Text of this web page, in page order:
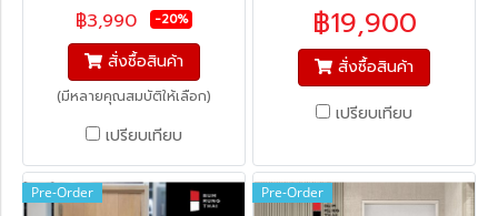
฿3,990 -20%
สั่งซื้อสินค้า
(มีหลายคุณสมบัติให้เลือก)
เปรียบเทียบ
฿19,900
สั่งซื้อสินค้า
เปรียบเทียบ
Pre-Order Pre-Order